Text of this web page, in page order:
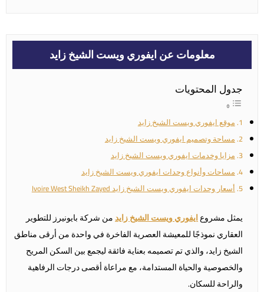
معلومات عن ايفوري ويست الشيخ زايد
جدول المحتويات
موقع ايفوري ويست الشيخ زايد
مساحة وتصميم ايفوري ويست الشيخ زايد
مزايا وخدمات ايفوري ويست الشيخ زايد
مساحات وأنواع وحدات ايفوري ويست الشيخ زايد
أسعار وحدات ايفوري ويست الشيخ زايد Ivoire West Sheikh Zayed
يمثل مشروعايفوري ويست الشيخ زايدمن شركة بايونيرز للتطوير
العقاري نموذجًا للمعيشة العصرية الفاخرة في واحدة من أرقى مناطق
الشيخ زايد، والذي تم تصميمه بعناية فائقة ليجمع بين السكن المريح
والخصوصية والحياة المستدامة، مع مراعاة أقصى درجات الرفاهية
والراحة للسكان.